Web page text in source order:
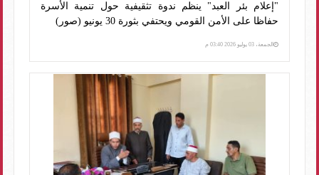
"إعلام بئر العبد" ينظم ندوة تثقيفية حول تنمية الأسرة
حفاظا على الأمن القومي ويحتفي بثورة 30 يونيو (صور)
الجمعة، 03 يوليو 2026 03:40 م